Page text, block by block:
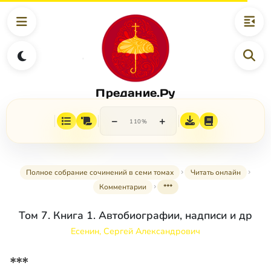
Предание.Ру
− 110% +
Полное собрание сочинений в семи томах
Читать онлайн
Комментарии
***
Том 7. Книга 1. Автобиографии, надписи и др
Есенин, Сергей Александрович
***